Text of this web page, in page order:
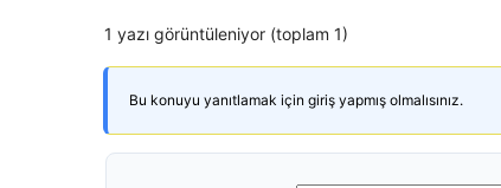
1 yazı görüntüleniyor (toplam 1)
Bu konuyu yanıtlamak için giriş yapmış olmalısınız.